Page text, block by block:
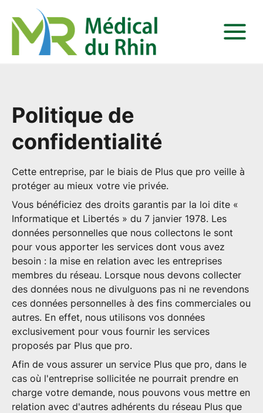
Politique de
confidentialité
Cette entreprise, par le biais de Plus que pro veille à
protéger au mieux votre vie privée.
Vous bénéficiez des droits garantis par la loi dite «
Informatique et Libertés » du 7 janvier 1978. Les
données personnelles que nous collectons le sont
pour vous apporter les services dont vous avez
besoin : la mise en relation avec les entreprises
membres du réseau. Lorsque nous devons collecter
des données nous ne divulguons pas ni ne revendons
ces données personnelles à des fins commerciales ou
autres. En effet, nous utilisons vos données
exclusivement pour vous fournir les services
proposés par Plus que pro.
Afin de vous assurer un service Plus que pro, dans le
cas où l'entreprise sollicitée ne pourrait prendre en
charge votre demande, nous pouvons vous mettre en
relation avec d'autres adhérents du réseau Plus que